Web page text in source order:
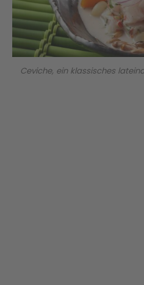
Ceviche, ein klassisches